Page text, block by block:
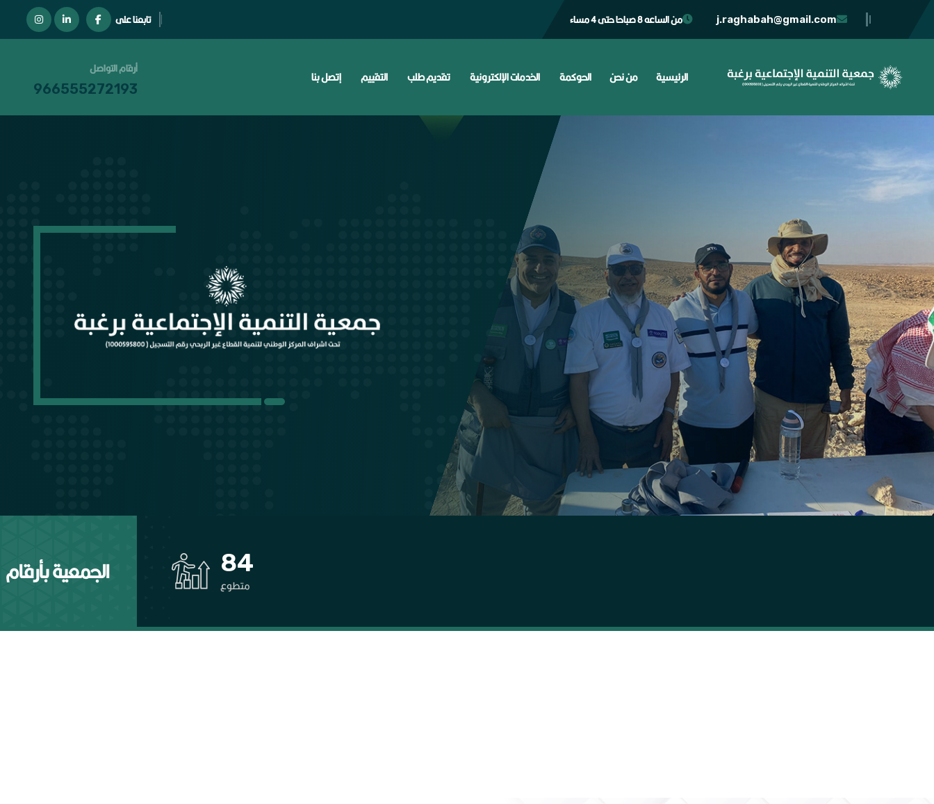
j.raghabah@gmail.com من الساعه 8 صباحا حتى 4 مساء تابعنا على
الرئيسية من نحن الحوكمة الخدمات الإلكترونية تقديم طلب التقييم إتصل بنا
أرقام التواصل
966555272193
الجمعية بأرقام 100
متطوع